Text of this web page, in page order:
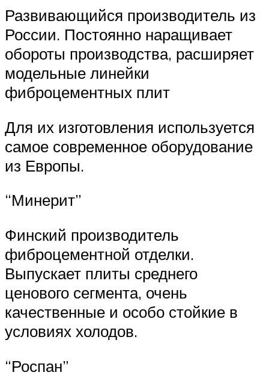
Развивающийся производитель из
России. Постоянно наращивает
обороты производства, расширяет
модельные линейки
фиброцементных плит
Для их изготовления используется
самое современное оборудование
из Европы.
“Минерит”
Финский производитель
фиброцементной отделки.
Выпускает плиты среднего
ценового сегмента, очень
качественные и особо стойкие в
условиях холодов.
“Роспан”